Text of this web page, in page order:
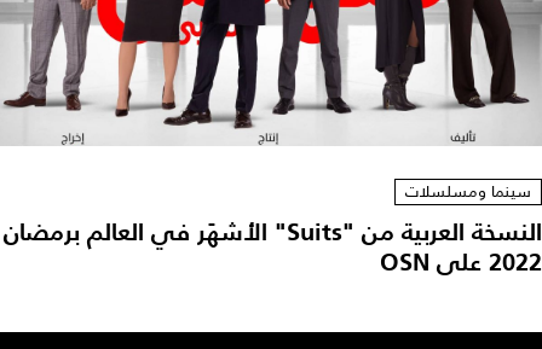
سينما ومسلسلات
النسخة العربية من "Suits" الأشهَر في العالم برمضان
2022 على OSN